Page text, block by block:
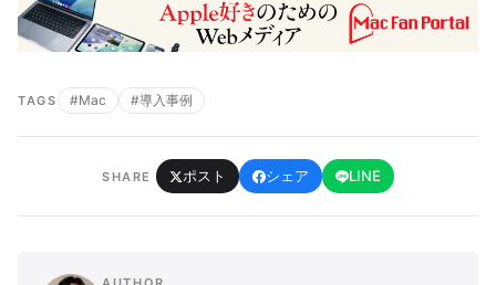
TAGS #Mac #導入事例
SHARE ポスト シェア LINE